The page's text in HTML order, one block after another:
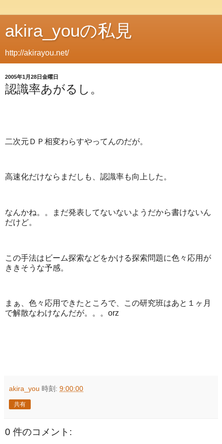
akira_youの私見
http://akirayou.net/
2005年1月28日金曜日
認識率あがるし。
二次元ＤＰ相変わらすやってんのだが。
高速化だけならまだしも、認識率も向上した。
なんかね。。まだ発表してないないようだから書けないん
だけど。
この手法はビーム探索などをかける探索問題に色々応用が
ききそうな予感。
まぁ、色々応用できたところで、この研究班はあと１ヶ月
で解散なわけなんだが。。。orz
akira_you 時刻: 9:00:00
共有
0 件のコメント: